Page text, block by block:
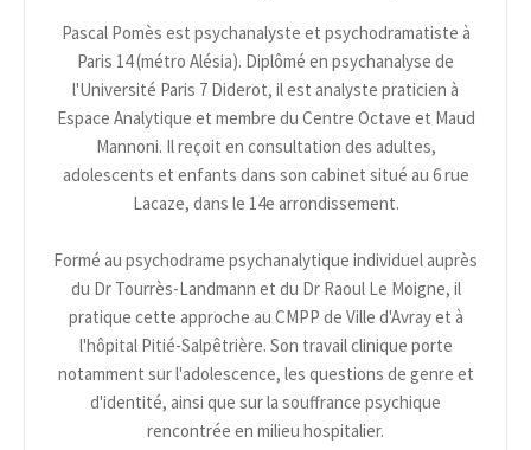
Pascal Pomès est psychanalyste et psychodramatiste à
Paris 14 (métro Alésia). Diplômé en psychanalyse de
l'Université Paris 7 Diderot, il est analyste praticien à
Espace Analytique et membre du Centre Octave et Maud
Mannoni. Il reçoit en consultation des adultes,
adolescents et enfants dans son cabinet situé au 6 rue
Lacaze, dans le 14e arrondissement.
Formé au psychodrame psychanalytique individuel auprès
du Dr Tourrès-Landmann et du Dr Raoul Le Moigne, il
pratique cette approche au CMPP de Ville d'Avray et à
l'hôpital Pitié-Salpêtrière. Son travail clinique porte
notamment sur l'adolescence, les questions de genre et
d'identité, ainsi que sur la souffrance psychique
rencontrée en milieu hospitalier.